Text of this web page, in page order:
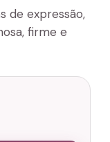
de expressão,
firme e